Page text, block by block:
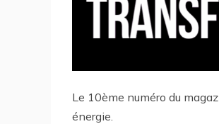
Le 10ème numéro du
énergie.